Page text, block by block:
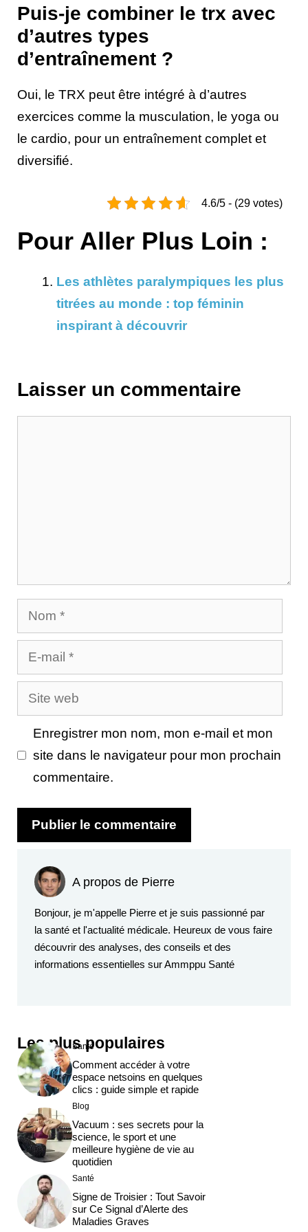
Puis-je combiner le trx avec
d’autres types
d’entraînement ?
Oui, le TRX peut être intégré à d’autres
exercices comme la musculation, le yoga ou
le cardio, pour un entraînement complet et
diversifié.
4.6/5 - (29 votes)
Pour Aller Plus Loin :
Les athlètes paralympiques les plus
titrées au monde : top féminin
inspirant à découvrir
Laisser un commentaire
Nom
E-
mail
Site
web
Enregistrer mon nom, mon e-mail et mon
site dans le navigateur pour mon prochain
commentaire.
A propos de Pierre
Bonjour, je m'appelle Pierre et je suis passionné par
la santé et l'actualité médicale. Heureux de vous faire
découvrir des analyses, des conseils et des
informations essentielles sur Ammppu Santé
Les plus populaires
Santé
Comment accéder à votre
espace netsoins en quelques
clics : guide simple et rapide
Blog
Vacuum : ses secrets pour la
science, le sport et une
meilleure hygiène de vie au
quotidien
Santé
Signe de Troisier : Tout Savoir
sur Ce Signal d’Alerte des
Maladies Graves